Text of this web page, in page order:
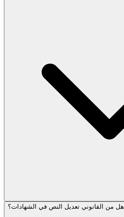
هل من القانوني تعديل النص في الشهادات؟